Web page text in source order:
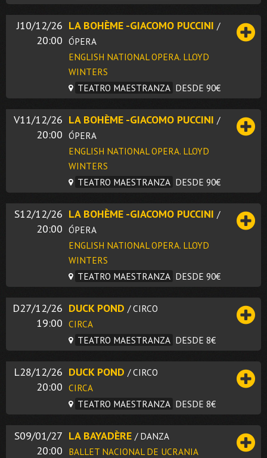
J10/12/26
20:00
LA BOHÈME -GIACOMO PUCCINI /
ÓPERA
ENGLISH NATIONAL OPERA. LLOYD
WINTERS
TEATRO MAESTRANZA DESDE 90€
V11/12/26
20:00
LA BOHÈME -GIACOMO PUCCINI /
ÓPERA
ENGLISH NATIONAL OPERA. LLOYD
WINTERS
TEATRO MAESTRANZA DESDE 90€
S12/12/26
20:00
LA BOHÈME -GIACOMO PUCCINI /
ÓPERA
ENGLISH NATIONAL OPERA. LLOYD
WINTERS
TEATRO MAESTRANZA DESDE 90€
D27/12/26
19:00
DUCK POND / CIRCO
CIRCA
TEATRO MAESTRANZA DESDE 8€
L28/12/26
20:00
DUCK POND / CIRCO
CIRCA
TEATRO MAESTRANZA DESDE 8€
S09/01/27
20:00
LA BAYADÈRE / DANZA
BALLET NACIONAL DE UCRANIA